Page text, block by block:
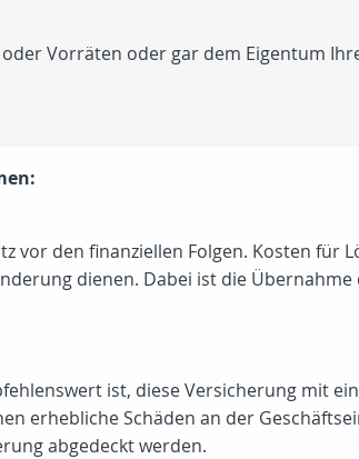
Vorräten oder gar dem Eigentum
vor den finanziellen Folgen. Kosten für
dienen. Dabei ist die
ist, diese Versicherung mit
erhebliche Schäden an der
abgedeckt werden.